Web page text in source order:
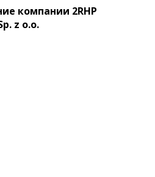
компании 2RHP
z o.o.